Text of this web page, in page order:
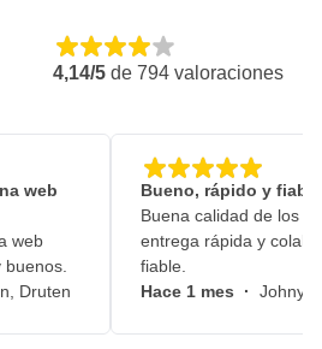
4,14/5 de 794 valoraciones
web
web
Druten
Bueno, rápido y fiable
Buena calidad de los
entrega rápida y
fiable.
Hace 1 mes · Johny,